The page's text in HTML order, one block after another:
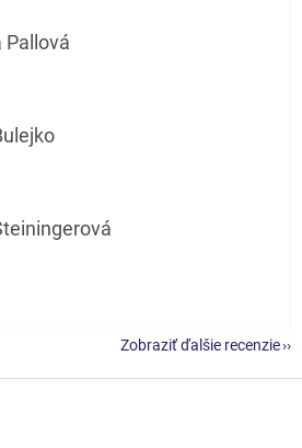
Pallová
obchodu je 5 z 5 hviezdičiek.
obchodu je 5 z 5 hviezdičiek.
obchodu je 5 z 5 hviezdičiek.
Zobraziť ďalšie recenzie